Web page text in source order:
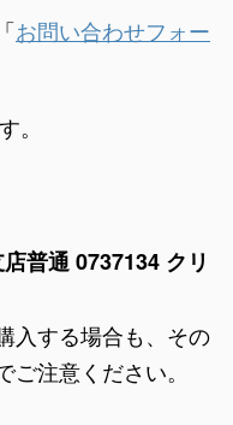
お問い合わせフォー
。
普通 0737134 クリ
入する場合も、その
注意ください。